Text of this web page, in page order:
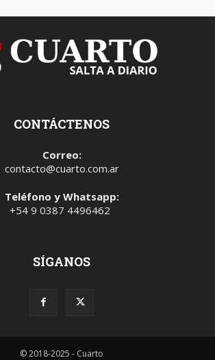
CONTÁCTENOS
Correo:
contacto@cuarto.com.ar
Teléfono y Whatsapp:
+54 9 0387 4496462
SÍGANOS
© 2018-2025 - Cuarto